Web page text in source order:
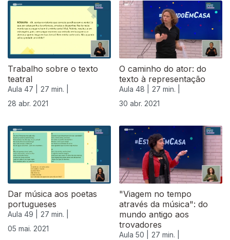
Trabalho sobre o texto
teatral
Aula 47 |
27 min. |
28 abr. 2021
O caminho do ator: do
texto à representação
Aula 48 |
27 min. |
30 abr. 2021
540639
Dar música aos poetas
portugueses
Aula 49 |
27 min. |
05 mai. 2021
"Viagem no tempo
através da música": do
mundo antigo aos
trovadores
Aula 50 |
27 min. |